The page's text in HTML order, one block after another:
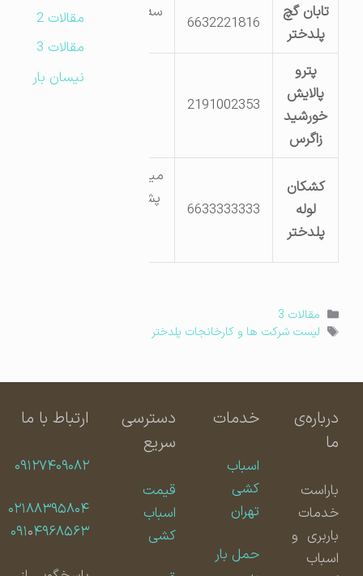
تابان گچ
پلدختر
6632221816
سه راهی دره
پالایش
خورشید
زاگرس
2191002353
کشکان
پلدختر
6633333333
میدان بسیج
پشت کاشی
دسته‌ها
مقالات 3
برچسب‌ها
لیست شرکت ها و کارخانجات پلدختر
مقالات 2
مقالات 3
نیسان بار
درباره‌ی
باراست
خدمات
باربری و
اسباب
خدمات
اسباب
کشی
تهران
حمل بار
دسترسی
سریع
قیمت
اسباب
کشی
ارتباط با ما
۰۹۱۲۷۴۰۹۰۸۲
۰۲۱۸۸۳۹۵۸۰۴
۰۹۱۰۴۹۶۸۵۶۳